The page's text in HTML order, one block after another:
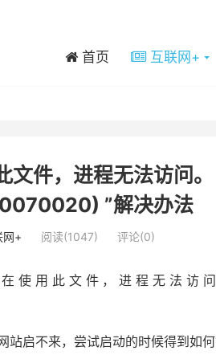
首页 互联网+
文件，进程无法访问
”解决办法
网+ 阅读(1047) 评论(0)
使用此文件，进程无法访
启不来，尝试启动的时候得到如何